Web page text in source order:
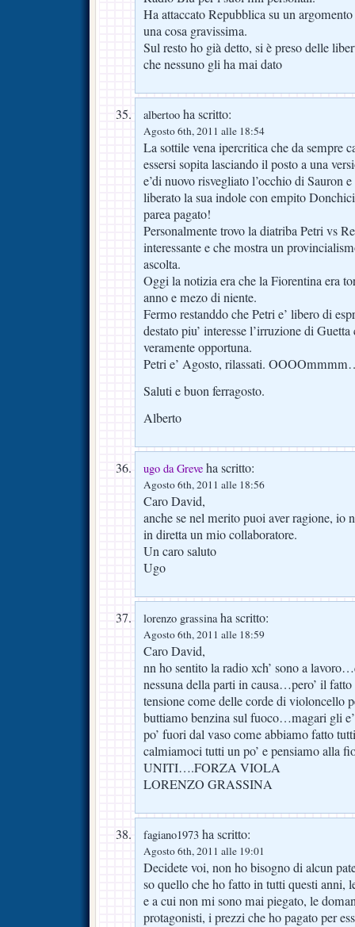
Ha attaccato Repubblica su un
una cosa gravissima.
Sul resto ho già detto, si è preso delle
che nessuno gli ha mai dato
albertoo ha scritto:
Agosto 6th, 2011 alle 18:54
La sottile vena ipercritica che da sempre
essersi sopita lasciando il posto a una
e’di nuovo risvegliato l’occhio di Sauron
liberato la sua indole con empito
parea pagato!
Personalmente trovo la diatriba Petri vs
interessante e che mostra un
ascolta.
Oggi la notizia era che la Fiorentina era
anno e mezo di niente.
Fermo restanddo che Petri e’ libero di
destato piu’ interesse l’irruzione di
veramente opportuna.
Petri e’ Agosto, rilassati.
Saluti e buon ferragosto.
Alberto
ugo da Greve ha scritto:
Agosto 6th, 2011 alle 18:56
Caro David,
anche se nel merito puoi aver ragione, io
in diretta un mio collaboratore.
Un caro saluto
Ugo
lorenzo grassinaha scritto:
Agosto 6th, 2011 alle 18:59
Caro David,
nn ho sentito la radio xch’ sono a
nessuna della parti in causa…pero’ il
tensione come delle corde di violoncello
buttiamo benzina sul fuoco…magari gli
po’ fuori dal vaso come abbiamo fatto
calmiamoci tutti un po’ e pensiamo alla
UNITI….FORZA VIOLA
LORENZO GRASSINA
fagiano1973 ha scritto:
Agosto 6th, 2011 alle 19:01
Decidete voi, non ho bisogno di alcun
so quello che ho fatto in tutti questi anni,
e a cui non mi sono mai piegato, le
protagonisti, i prezzi che ho pagato per